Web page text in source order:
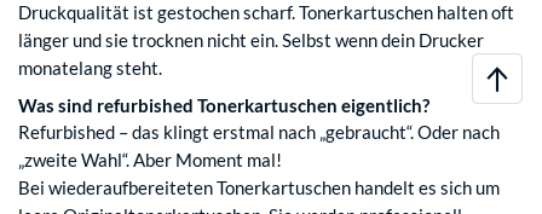
Druckqualität ist gestochen scharf. Tonerkartuschen halten oft
länger und sie trocknen nicht ein. Selbst wenn dein Drucker
monatelang steht.
Was sind refurbished Tonerkartuschen eigentlich?
Refurbished – das klingt erstmal nach „gebraucht“. Oder nach
„zweite Wahl“. Aber Moment mal!
Bei wiederaufbereiteten Tonerkartuschen handelt es sich um